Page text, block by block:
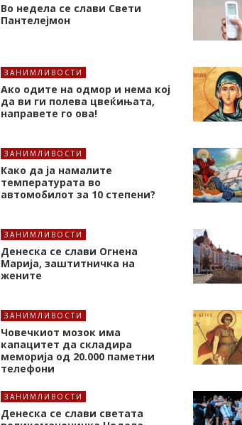
Во недела се слави Свети
Пантелејмон
ЗАНИМЛИВОСТИ
Ако одите на одмор и нема кој
да ви ги полева цвеќињата,
направете го ова!
ЗАНИМЛИВОСТИ
Како да ја намалите
температурата во
автомобилот за 10 степени?
ЗАНИМЛИВОСТИ
Денеска се слави Огнена
Марија, заштитничка на
жените
ЗАНИМЛИВОСТИ
Човечкиот мозок има
капацитет да складира
меморија од 20.000 паметни
телефони
ЗАНИМЛИВОСТИ
Денеска се слави светата